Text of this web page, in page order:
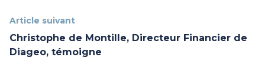
Article suivant
Christophe de Montille, Directeur Financier de
Diageo, témoigne